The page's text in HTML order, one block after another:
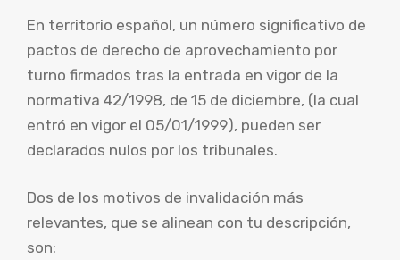
En territorio español, un número significativo de
pactos de derecho de aprovechamiento por
turno firmados tras la entrada en vigor de la
normativa 42/1998, de 15 de diciembre, (la cual
entró en vigor el 05/01/1999), pueden ser
declarados nulos por los tribunales.
Dos de los motivos de invalidación más
relevantes, que se alinean con tu descripción,
son: